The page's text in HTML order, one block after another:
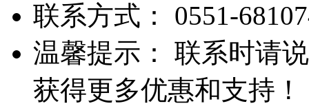
联系方式： 0551-
温馨提示： 联系时请
获得更多优惠和支持！